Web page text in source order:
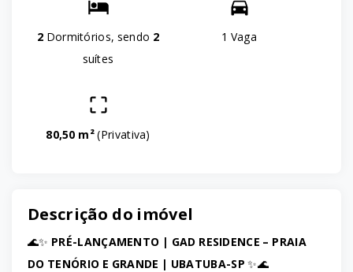
2 Dormitórios, sendo 2
suítes
1 Vaga
80,50 m²(Privativa)
Descrição do imóvel
🌊✨ PRÉ-LANÇAMENTO | GAD RESIDENCE – PRAIA
DO TENÓRIO E GRANDE | UBATUBA-SP ✨🌊